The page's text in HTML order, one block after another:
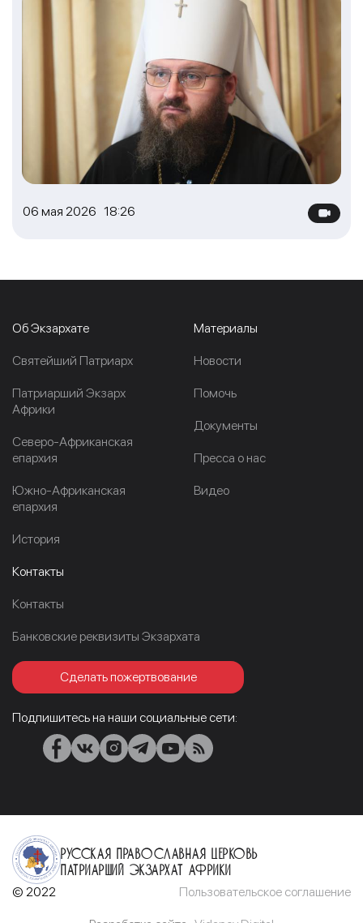
06 мая 2026 18:26
Об Экзархате
Cвятейший Патриарх
Патриарший Экзарх
Африки
Северо-Африканская
епархия
Южно-Африканская
епархия
История
Материалы
Новости
Помочь
Документы
Пресса о нас
Видео
Контакты
Контакты
Банковские реквизиты Экзархата
Сделать пожертвование
Подпишитесь на наши социальные сети:
Русская Православная Церковь
Патриарший Экзархат Африки
© 2022 Пользовательское соглашение